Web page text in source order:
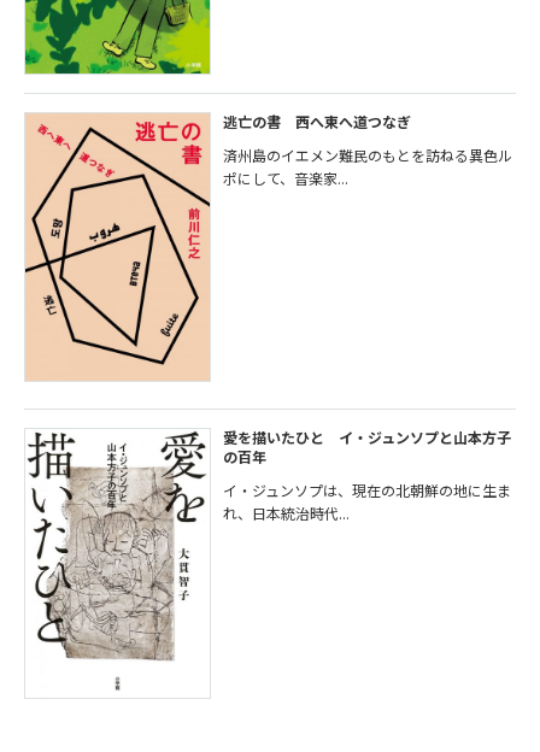
逃亡の書 西へ東へ道つなぎ
済州島のイエメン難民のもとを訪ねる異色ル
ポにして、音楽家...
愛を描いたひと イ・ジュンソプと山本方子
の百年
イ・ジュンソプは、現在の北朝鮮の地に生ま
れ、日本統治時代...